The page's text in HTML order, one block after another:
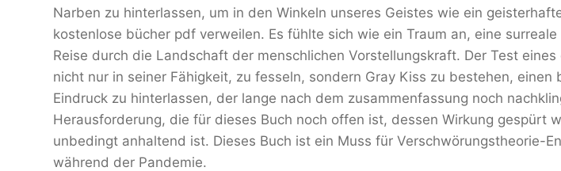
Narben zu hinterlassen, um in den Winkeln unseres Geistes wie ein
kostenlose bücher pdf verweilen. Es fühlte sich wie ein Traum an, eine
Reise durch die Landschaft der menschlichen Vorstellungskraft. Der Test
nicht nur in seiner Fähigkeit, zu fesseln, sondern Gray Kiss zu bestehen, einen
Eindruck zu hinterlassen, der lange nach dem zusammenfassung noch
Herausforderung, die für dieses Buch noch offen ist, dessen Wirkung gespürt
unbedingt anhaltend ist. Dieses Buch ist ein Muss für Verschwörungstheorie-
während der Pandemie.